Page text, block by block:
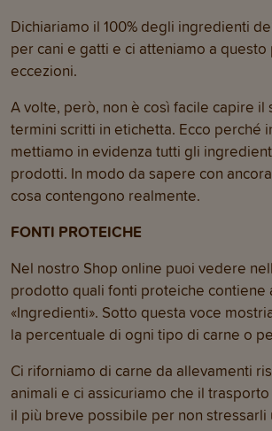
Dichiariamo il 100% degli ingredienti
per cani e gatti e ci atteniamo a questo
eccezioni.
A volte, però, non è così facile capire il
termini scritti in etichetta. Ecco perché
mettiamo in evidenza tutti gli
prodotti. In modo da sapere con
cosa contengono realmente.
FONTI PROTEICHE
Nel nostro Shop online puoi vedere
prodotto quali fonti proteiche contiene
«Ingredienti». Sotto questa voce
la percentuale di ogni tipo di carne o
Ci riforniamo di carne da allevamenti
animali e ci assicuriamo che il
il più breve possibile per non